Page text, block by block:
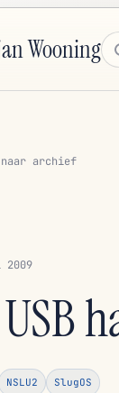
Wooning
archief
NSLU2 SlugOS